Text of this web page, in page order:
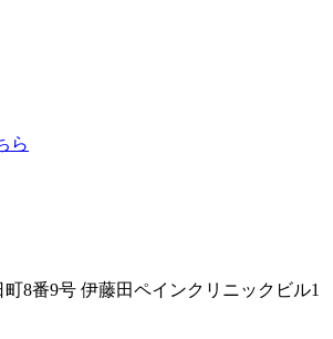
8番9号 伊藤田ペインクリニックビル1